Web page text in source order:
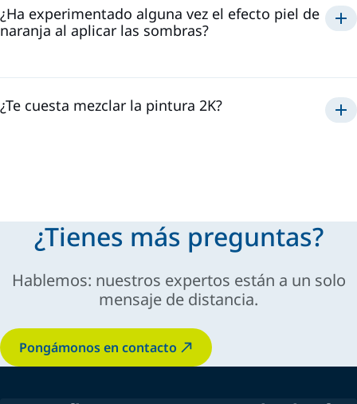
¿Ha experimentado alguna vez el efecto piel de
naranja al aplicar las sombras?
¿Te cuesta mezclar la pintura 2K?
¿Tienes más preguntas?
Hablemos: nuestros expertos están a un solo
mensaje de distancia.
Pongámonos en contacto